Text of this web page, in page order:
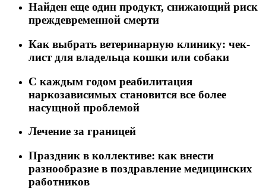
Найден еще один продукт, снижающий риск
преждевременной смерти
Как выбрать ветеринарную клинику: чек-
лист для владельца кошки или собаки
C каждым годом реабилитация
наркозависимых становится все более
насущной проблемой
Лечение за границей
Праздник в коллективе: как внести
разнообразие в поздравление медицинских
работников